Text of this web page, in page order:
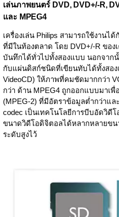
เล่นภาพยนตร์ DVD, DVD+/-R,
และ MPEG4
เครื่องเล่น Philips สามารถใช้งาน
ที่มีในท้องตลาด โดย DVD+/-R ของ
บันทึกได้ทั่วไปทั้งสองแบบ นอกจากนั้
กับแผ่นดิสก์ชนิดที่เขียนทับได้ทั้งสอ
VideoCD) ให้ภาพที่คมชัดมากกว่า
กว่า ด้าน MPEG4 ถูกออกแบบมาเ
(MPEG-2) ที่มีอัตราข้อมูลต่ำกว่าแล
codec เป็นเทคโนโลยีการบีบอัดวิดี
ขนาดวิดีโอดิจิตอลได้หลากหลายข
ระดับสูงไว้